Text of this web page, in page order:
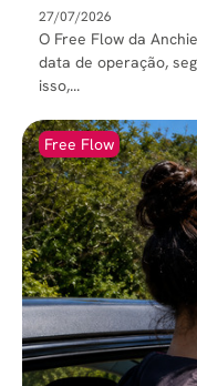
27/07/2026
O Free Flow da
data de operação,
isso,...
Free Flow